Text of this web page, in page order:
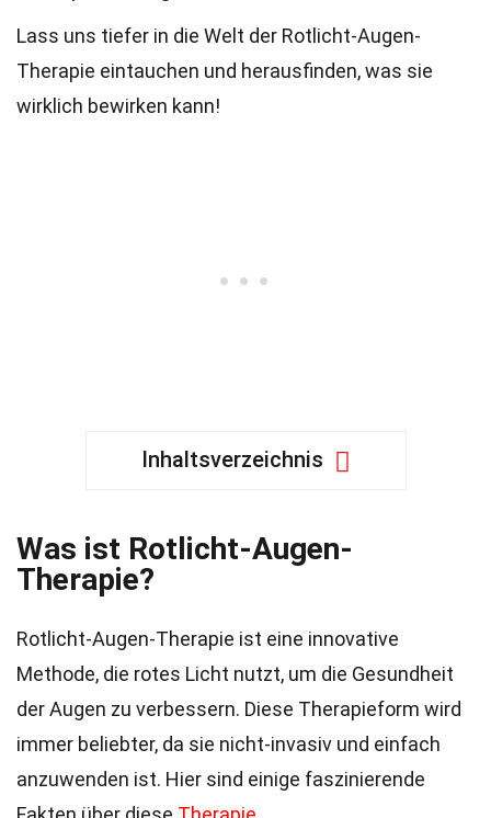
Lass uns tiefer in die Welt der Rotlicht-Augen-
Therapie eintauchen und herausfinden, was sie
wirklich bewirken kann!
Inhaltsverzeichnis
Was ist Rotlicht-Augen-
Therapie?
Rotlicht-Augen-Therapie ist eine innovative
Methode, die rotes Licht nutzt, um die Gesundheit
der Augen zu verbessern. Diese Therapieform wird
immer beliebter, da sie nicht-invasiv und einfach
anzuwenden ist. Hier sind einige faszinierende